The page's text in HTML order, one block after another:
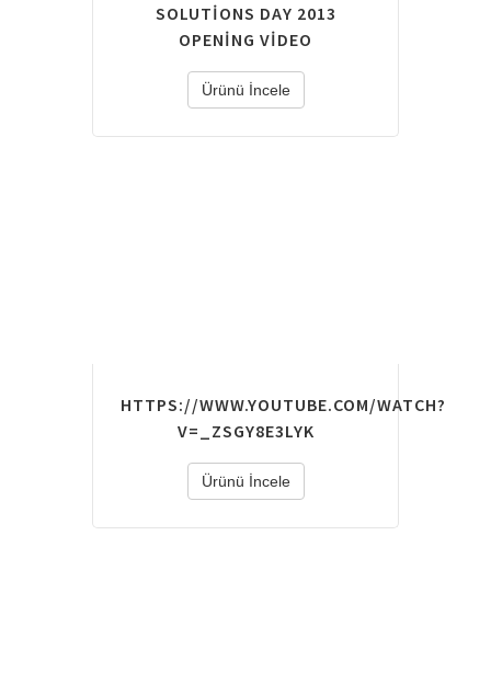
SOLUTIONS DAY 2013
OPENING VIDEO
Ürünü İncele
HTTPS://WWW.YOUTUBE.COM/WATCH?
V=_ZSGY8E3LYK
Ürünü İncele